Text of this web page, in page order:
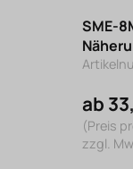
SME-
ab
(Preis
zzgl.